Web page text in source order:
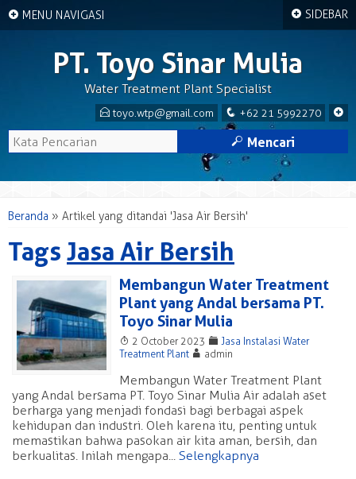
+ MENU NAVIGASI
PT. Toyo Sinar Mulia
Water Treatment Plant Specialist
+
q +62 21 5992270
E toyo.wtp@gmail.com
M Mencari
Beranda » Artikel yang ditandai 'Jasa Air Bersih'
Tags Jasa Air Bersih
Membangun Water Treatment
Plant yang Andal bersama PT.
Toyo Sinar Mulia
T 2 October 2023 F Jasa Instalasi Water
Treatment Plant A admin
Membangun Water Treatment Plant
yang Andal bersama PT. Toyo Sinar Mulia Air adalah aset
berharga yang menjadi fondasi bagi berbagai aspek
kehidupan dan industri. Oleh karena itu, penting untuk
memastikan bahwa pasokan air kita aman, bersih, dan
berkualitas. Inilah mengapa... Selengkapnya
+ SIDEBAR